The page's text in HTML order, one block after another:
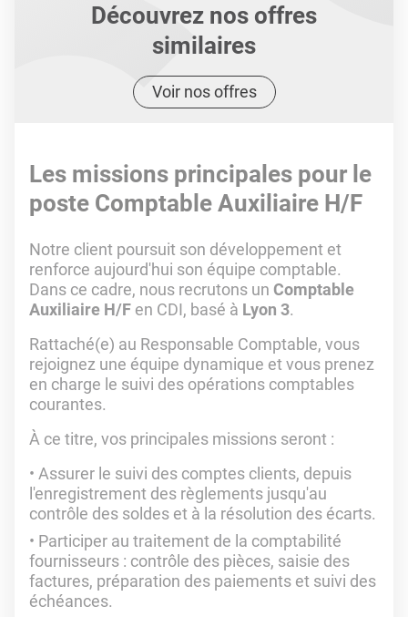
Découvrez nos offres
similaires
Voir nos offres
Les missions principales pour le
poste Comptable Auxiliaire H/F
Notre client poursuit son développement et
renforce aujourd'hui son équipe comptable.
Dans ce cadre, nous recrutons un Comptable
Auxiliaire H/F en CDI, basé à Lyon 3.
Rattaché(e) au Responsable Comptable, vous
rejoignez une équipe dynamique et vous prenez
en charge le suivi des opérations comptables
courantes.
À ce titre, vos principales missions seront :
Assurer le suivi des comptes clients, depuis
l'enregistrement des règlements jusqu'au
contrôle des soldes et à la résolution des écarts.
Participer au traitement de la comptabilité
fournisseurs : contrôle des pièces, saisie des
factures, préparation des paiements et suivi des
échéances.